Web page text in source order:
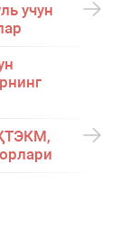
учун